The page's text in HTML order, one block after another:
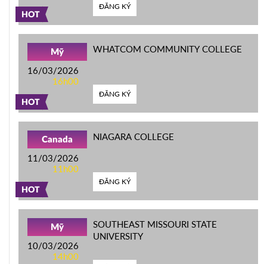
HOT
ĐĂNG KÝ
HOT
Mỹ
16/03/2026
16h00
WHATCOM COMMUNITY COLLEGE
ĐĂNG KÝ
HOT
Canada
11/03/2026
11h00
NIAGARA COLLEGE
ĐĂNG KÝ
Mỹ
10/03/2026
14h00
SOUTHEAST MISSOURI STATE
UNIVERSITY